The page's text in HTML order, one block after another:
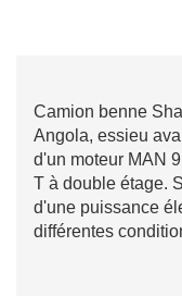
Camion benne
Angola, essieu
d'un moteur MAN
T à double étage.
d'une puissance
différentes